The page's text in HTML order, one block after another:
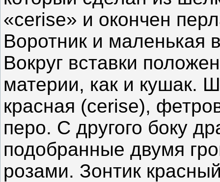
«сerise» и окончен
Воротник и маленькая
Вокруг вставки
материи, как и кушак.
красная (сerise),
перо. С другого боку
подобранные двумя
розами. Зонтик